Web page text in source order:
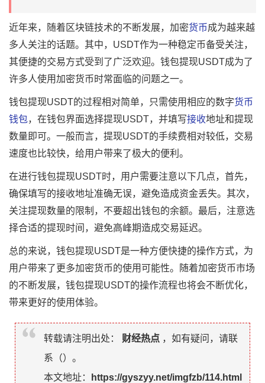
近年来，随着区块链技术的不断发展，加密货币成为越来越
多人关注的话题。其中，USDT作为一种稳定币备受关注，
其便捷的交易方式受到了广泛欢迎。钱包提现USDT成为了
许多人使用加密货币时常面临的问题之一。
钱包提现USDT的过程相对简单，只需使用相应的数字货币
钱包，在钱包界面选择提现USDT，并填写接收地址和提现
数量即可。一般而言，提现USDT的手续费相对较低，交易
速度也比较快，给用户带来了极大的便利。
在进行钱包提现USDT时，用户需要注意以下几点，首先，
确保填写的接收地址准确无误，避免造成资金丢失。其次，
关注提现数量的限制，不要超出钱包的余额。最后，注意选
择合适的提现时间，避免高峰期造成交易延迟。
总的来说，钱包提现USDT是一种方便快捷的操作方式，为
用户带来了更多加密货币的使用可能性。随着加密货币市场
的不断发展，钱包提现USDT的操作流程也将会不断优化，
带来更好的使用体验。
转载请注明出处： 财经热点 ，如有疑问，请联
系（）。
本文地址：
https://gyszyy.net/imgfzb/114.html